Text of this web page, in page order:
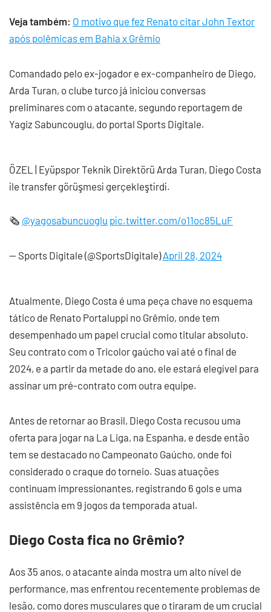
Veja também: O motivo que fez Renato citar John Textor
após polêmicas em Bahia x Grêmio
Comandado pelo ex-jogador e ex-companheiro de Diego,
Arda Turan, o clube turco já iniciou conversas
preliminares com o atacante, segundo reportagem de
Yagiz Sabuncouglu, do portal Sports Digitale.
ÖZEL | Eyüpspor Teknik Direktörü Arda Turan, Diego Costa
ile transfer görüşmesi gerçekleştirdi.
🗞️ @yagosabuncuoglu pic.twitter.com/o11oc85LuF
— Sports Digitale (@SportsDigitale)April 28, 2024
Atualmente, Diego Costa é uma peça chave no esquema
tático de Renato Portaluppi no Grêmio, onde tem
desempenhado um papel crucial como titular absoluto.
Seu contrato com o Tricolor gaúcho vai até o final de
2024, e a partir da metade do ano, ele estará elegível para
assinar um pré-contrato com outra equipe.
Antes de retornar ao Brasil, Diego Costa recusou uma
oferta para jogar na La Liga, na Espanha, e desde então
tem se destacado no Campeonato Gaúcho, onde foi
considerado o craque do torneio. Suas atuações
continuam impressionantes, registrando 6 gols e uma
assistência em 9 jogos da temporada atual.
Diego Costa fica no Grêmio?
Aos 35 anos, o atacante ainda mostra um alto nível de
performance, mas enfrentou recentemente problemas de
lesão, como dores musculares que o tiraram de um crucial